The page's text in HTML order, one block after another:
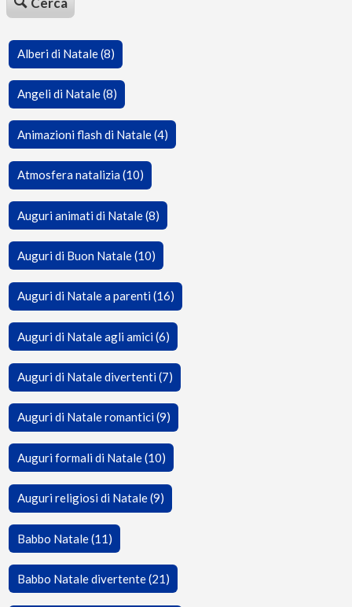
Alberi di Natale (8)
Angeli di Natale (8)
Animazioni flash di Natale (4)
Atmosfera natalizia (10)
Auguri animati di Natale (8)
Auguri di Buon Natale (10)
Auguri di Natale a parenti (16)
Auguri di Natale agli amici (6)
Auguri di Natale divertenti (7)
Auguri di Natale romantici (9)
Auguri formali di Natale (10)
Auguri religiosi di Natale (9)
Babbo Natale (11)
Babbo Natale divertente (21)